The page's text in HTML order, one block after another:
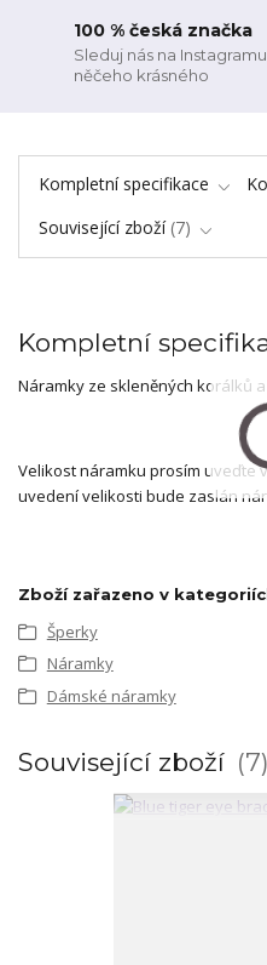
100 % česká značka
Sleduj nás na
něčeho krásného
Kompletní specifikace
Související zboží 7
Kompletní
Náramky ze skleněných korálků
Velikost náramku prosím uveďte
uvedení velikosti bude zaslán
Zboží zařazeno v
Šperky
Náramky
Dámské náramky
Související zboží 7